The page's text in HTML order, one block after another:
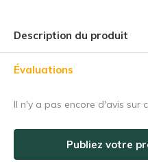
Description du produit
Évaluations
Il n'y a pas encore d'avis sur
Publiez votre
5% de
nos derniers produits, et